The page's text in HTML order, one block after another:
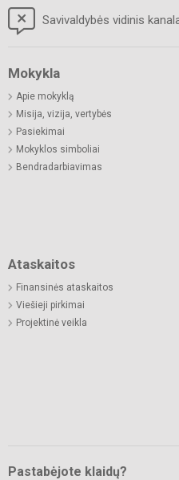
Savivaldybės vidinis
Mokykla
Apie mokyklą
Misija, vizija, vertybės
Pasiekimai
Mokyklos simboliai
Bendradarbiavimas
Ataskaitos
Finansinės ataskaitos
Viešieji pirkimai
Projektinė veikla
Pastabėjote klaidų?